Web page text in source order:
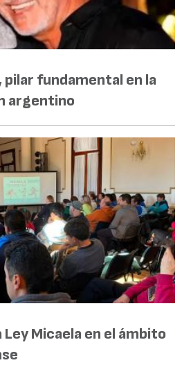
pilar fundamental en la
argentino
Micaela en el ámbito